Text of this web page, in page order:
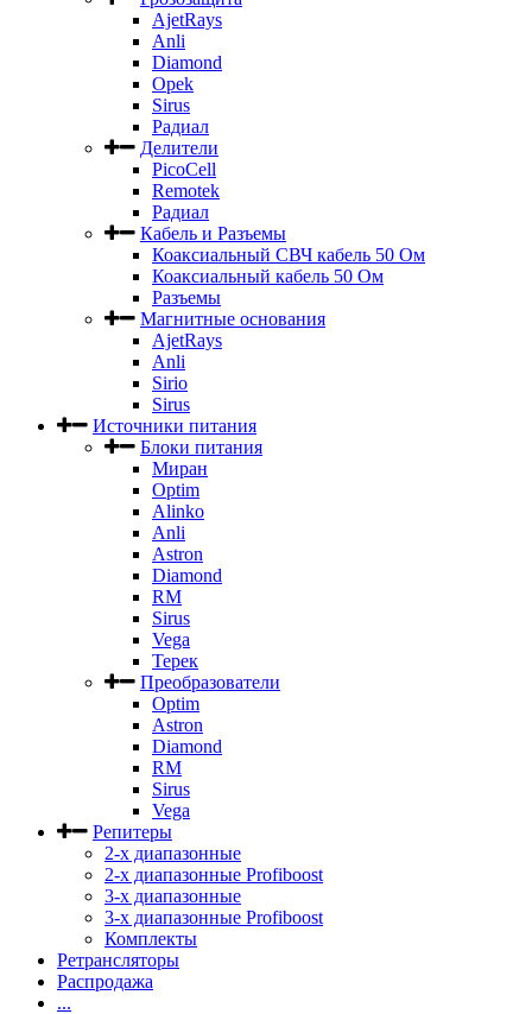
AjetRays
Anli
Diamond
Opek
Sirus
Радиал
Делители
PicoCell
Remotek
Радиал
Кабель и Разъемы
Коаксиальный СВЧ кабель 50 Ом
Коаксиальный кабель 50 Ом
Разъемы
Магнитные основания
AjetRays
Anli
Sirio
Sirus
Источники питания
Блоки питания
Миран
Optim
Alinko
Anli
Astron
Diamond
RM
Sirus
Vega
Терек
Преобразователи
Optim
Astron
Diamond
RM
Sirus
Vega
Репитеры
2-х диапазонные
2-х диапазонные Profiboost
3-х диапазонные
3-х диапазонные Profiboost
Комплекты
Ретрансляторы
Распродажа
...